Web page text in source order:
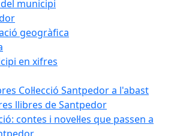
municipi
geogràfica
en xifres
Col·lecció Santpedor a l'abast
llibres de Santpedor
contes i novel·les que passen a